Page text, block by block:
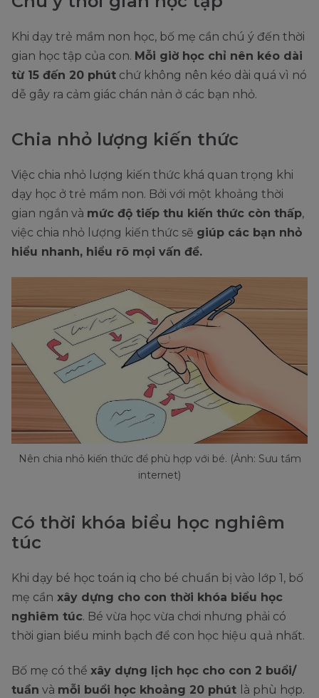
Khi dạy trẻ mầm non học, bố mẹ cần chú ý đến thời
gian học tập của con. Mỗi giờ học chỉ nên kéo dài
từ 15 đến 20 phút chứ không nên kéo dài quá vì nó
dễ gây ra cảm giác chán nản ở các bạn nhỏ.
Chia nhỏ lượng kiến thức
Việc chia nhỏ lượng kiến thức khá quan trọng khi
dạy học ở trẻ mầm non. Bởi với một khoảng thời
gian ngắn và mức độ tiếp thu kiến thức còn thấp,
việc chia nhỏ lượng kiến thức sẽ giúp các bạn nhỏ
hiểu nhanh, hiểu rõ mọi vấn đề.
Nên chia nhỏ kiến thức để phù hợp với bé. (Ảnh: Sưu tầm
internet)
Có thời khóa biểu học nghiêm
túc
Khi dạy bé học toán iq cho bé chuẩn bị vào lớp 1, bố
mẹ cần xây dựng cho con thời khóa biểu học
nghiêm túc. Bé vừa học vừa chơi nhưng phải có
thời gian biểu minh bạch để con học hiệu quả nhất.
Bố mẹ có thể xây dựng lịch học cho con 2 buổi/
tuần và mỗi buổi học khoảng 20 phút là phù hợp.